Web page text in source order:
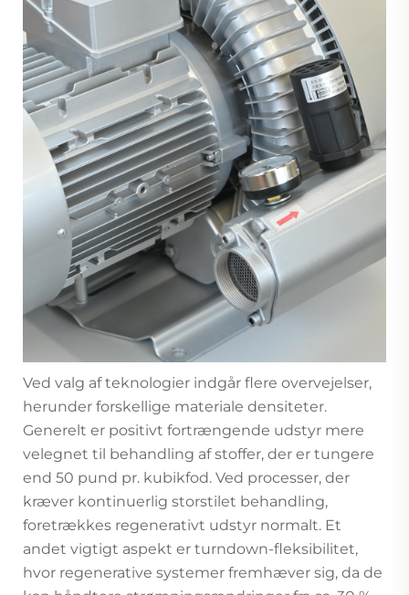
Ved valg af teknologier indgår flere overvejelser,
herunder forskellige materiale densiteter.
Generelt er positivt fortrængende udstyr mere
velegnet til behandling af stoffer, der er tungere
end 50 pund pr. kubikfod. Ved processer, der
kræver kontinuerlig storstilet behandling,
foretrækkes regenerativt udstyr normalt. Et
andet vigtigt aspekt er turndown-fleksibilitet,
hvor regenerative systemer fremhæver sig, da de